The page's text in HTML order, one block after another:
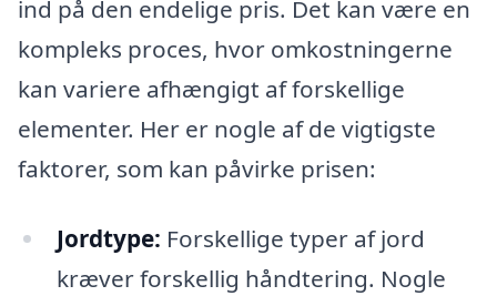
ind på den endelige pris. Det kan være en
kompleks proces, hvor omkostningerne
kan variere afhængigt af forskellige
elementer. Her er nogle af de vigtigste
faktorer, som kan påvirke prisen:
Jordtype: Forskellige typer af jord
kræver forskellig håndtering. Nogle